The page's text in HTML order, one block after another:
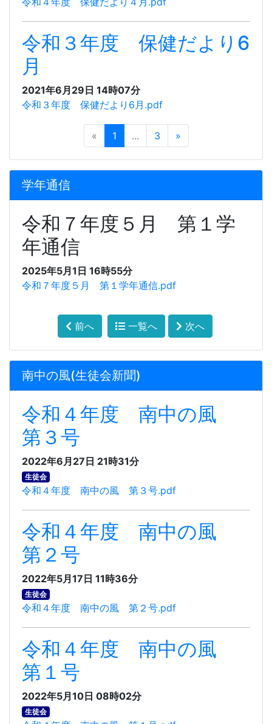
令和３年度 保健だより6
月
2021年6月29日 14時07分
令和３年度 保健だより6月.pdf
« 1 ... 3 »
学年通信
令和７年度５月 第１学
年通信
2025年5月1日 16時55分
令和７年度５月 第１学年通信.pdf
前へ 一覧へ 次へ
南中の風(生徒会新聞)
令和４年度 南中の風
第３号
2022年6月27日 21時31分
生徒会
令和４年度 南中の風 第３号.pdf
令和４年度 南中の風
第２号
2022年5月17日 11時36分
生徒会
令和４年度 南中の風 第２号.pdf
令和４年度 南中の風
第１号
2022年5月10日 08時02分
生徒会